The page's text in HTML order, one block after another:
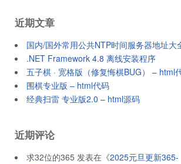
近期文章
国内/国外常用公共NTP时间服务器地址大
.NET Framework 4.8 离线安装程序
五子棋 · 宽格版（修复悔棋BUG） – html
围棋专业版 – html代码
经典扫雷 专业版2.0 – html源码
近期评论
求32位的365 发表在《2025元旦更新365-